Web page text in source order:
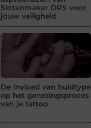
Slotenmaker DRS voor
jouw veiligheid
De invloed van huidtype
op het genezingsproces
van je tattoo